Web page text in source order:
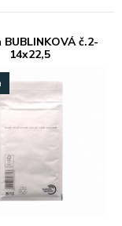
č.2-
14x22,5